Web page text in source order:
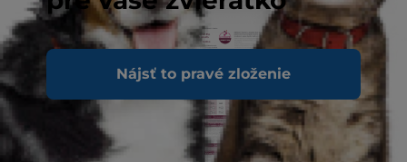
Nájsť to pravé zloženie